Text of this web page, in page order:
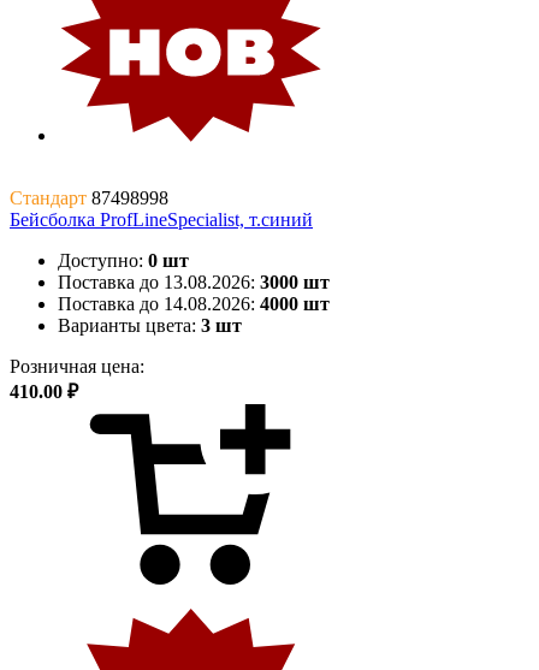
Стандарт 87498998
Бейсболка ProfLineSpecialist, т.синий
Доступно: 0 шт
Поставка до 13.08.2026: 3000 шт
Поставка до 14.08.2026: 4000 шт
Варианты цвета: 3 шт
Розничная цена:
410.00 ₽